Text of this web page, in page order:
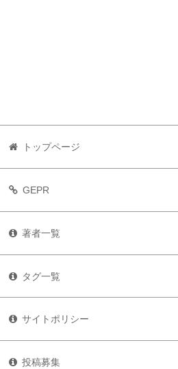
トップページ
GEPR
著者一覧
タグ一覧
サイトポリシー
投稿募集